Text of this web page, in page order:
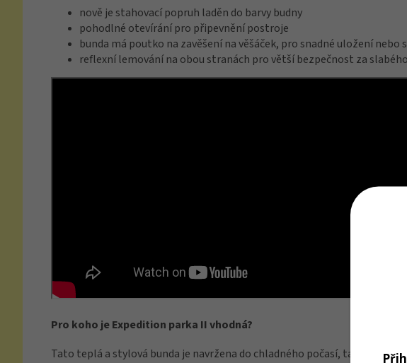
nově je stahovací popruh laděn do barvy budny
pohodlné otevírání pro připevnění postroje
bunda má poutko na zavěšení na věšáček, pro snadné uložení nebo
reflexní lemování na obou stranách pro větší bezpečnost za
Pro koho je Expedition parka II vhodná?
Tato teplá a stylová bunda je navržena do chladného počasí, takže je